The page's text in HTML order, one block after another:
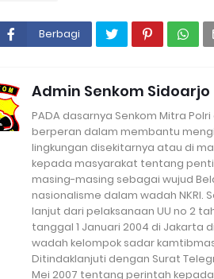
Berbagi
Admin Senkom Sidoarjo
PADA dasarnya Senkom Mitra
berperan dalam membantu
lingkungan disekitarnya atau di
kepada masyarakat tentang
masing-masing sebagai wujud
nasionalisme dalam wadah NKRI.
lanjut dari pelaksanaan UU no 2
tanggal 1 Januari 2004 di Jakarta
wadah kelompok sadar
Ditindaklanjuti dengan Surat
Mei 2007 tentang perintah